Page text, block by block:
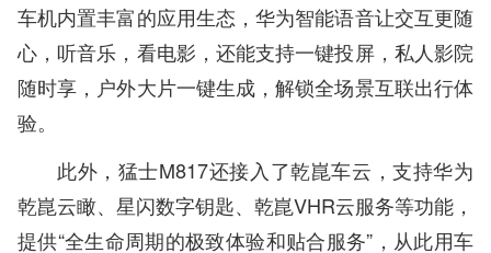
车机内置丰富的应用生态，华为智能语音让交互更随
心，听音乐，看电影，还能支持一键投屏，私人影院
随时享，户外大片一键生成，解锁全场景互联出行体
验。
此外，猛士M817还接入了乾崑车云，支持华为
乾崑云瞰、星闪数字钥匙、乾崑VHR云服务等功能，
提供“全生命周期的极致体验和贴合服务”，从此用车